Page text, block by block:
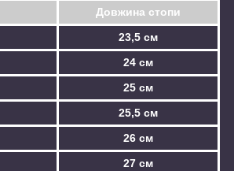
Довжина стопи
23,5 см
24 см
25 см
25,5 см
26 см
27 см